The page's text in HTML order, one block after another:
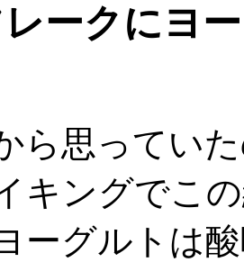
ークにヨ
思っていた
キングでこ
ーグルトは